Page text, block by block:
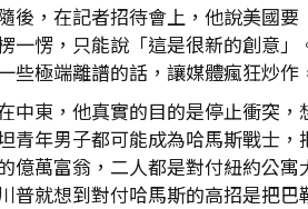
後，在記者招待會上，他說美國
一愣，只能說「這是很新的創意
些極端離譜的話，讓媒體瘋狂炒
中東，他真實的目的是停止衝突
青年男子都可能成為哈馬斯戰士
億萬富翁，二人都是對付紐約公
普就想到對付哈馬斯的高招是把